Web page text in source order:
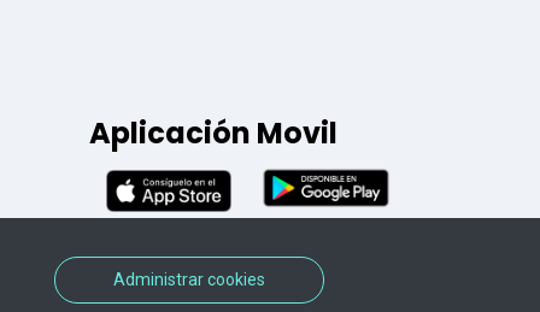
Aplicación Movil
Administrar cookies